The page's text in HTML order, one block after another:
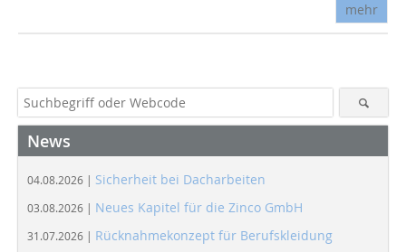
mehr
News
04.08.2026 | Sicherheit bei Dacharbeiten
03.08.2026 | Neues Kapitel für die Zinco GmbH
31.07.2026 | Rücknahmekonzept für Berufskleidung